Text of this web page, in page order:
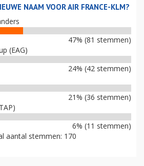
NAAM VOOR AIR FRANCE-KLM?
47% (81 stemmen)
(EAG)
24% (42 stemmen)
21% (36 stemmen)
6% (11 stemmen)
aantal stemmen: 170